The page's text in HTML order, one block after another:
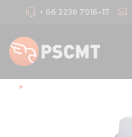
+ 66 2236 7916-17
+